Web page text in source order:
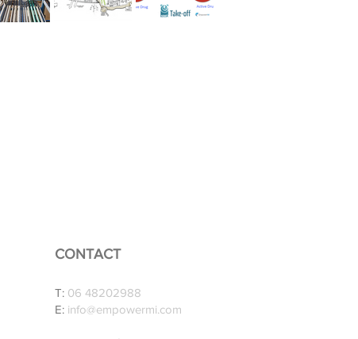
CONTACT
T: 06 48202988
E: info@empowermi.com